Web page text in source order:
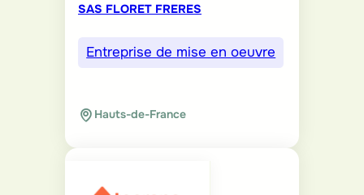
SAS FLORET FRERES
Entreprise de mise en oeuvre
Hauts-de-France